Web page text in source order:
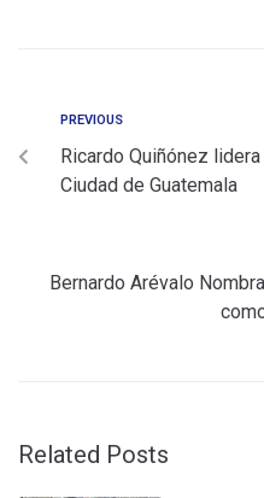
PREVIOUS
Ricardo Quiñónez
Ciudad de Guatemala
Bernardo Arévalo
Related Posts